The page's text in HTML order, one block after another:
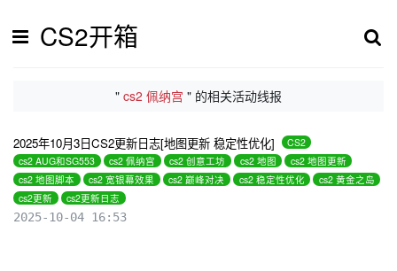
CS2开箱
" cs2 佩纳宫 " 的相关活动线报
2025年10月3日CS2更新日志[地图更新 稳定性优化]
CS2
cs2 AUG和SG553
cs2 佩纳宫 cs2 创意工坊 cs2 地图
cs2 地图更新
cs2 地图脚本
cs2 宽银幕效果 cs2 巅峰对决 cs2 稳定性优化
cs2 黄金之岛
cs2更新
cs2更新日志
2025-10-04 16:53